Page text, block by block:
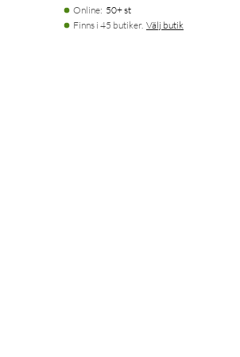
Online: 50+ st
Finns i 45 butiker. Välj butik